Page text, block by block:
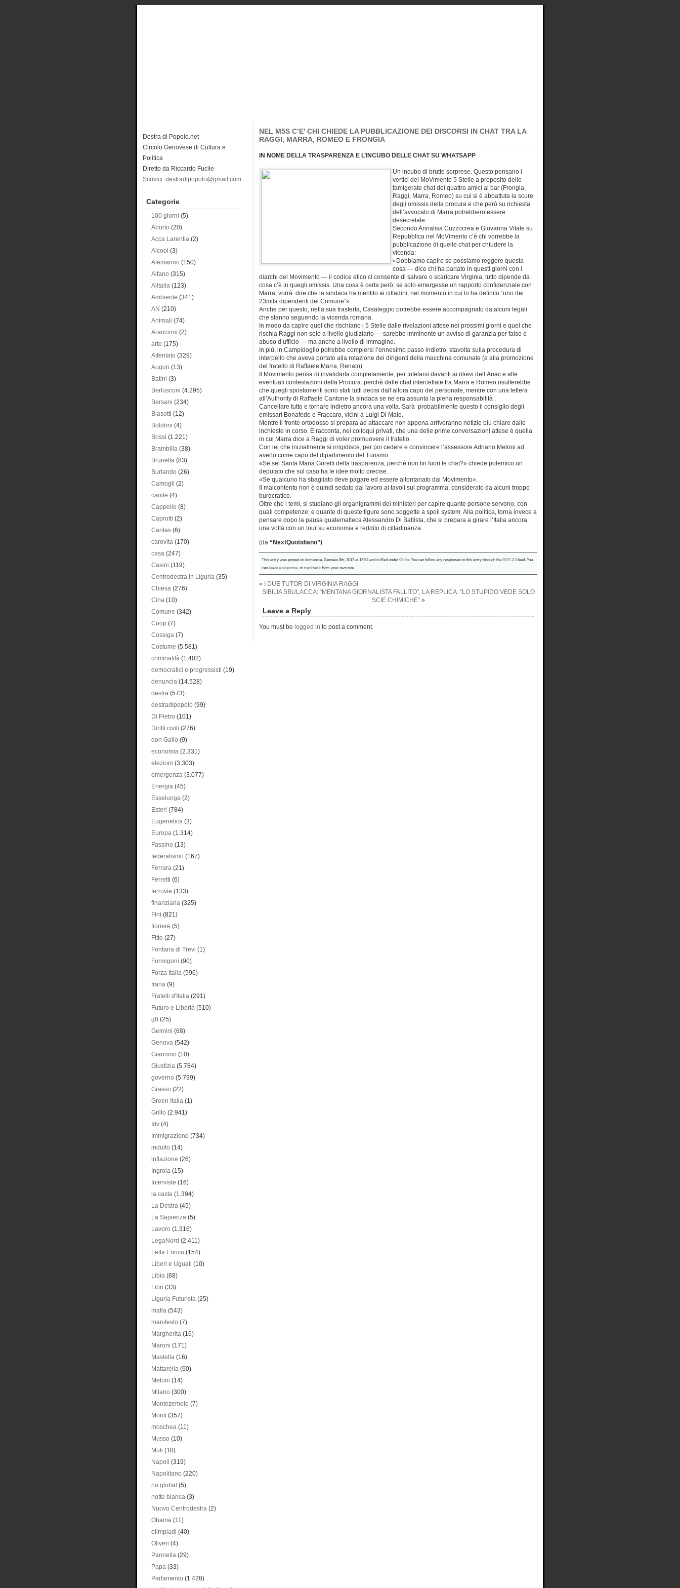
NEL M5S C’E’ CHI CHIEDE LA PUBBLICAZIONE DEI DISCORSI IN CHAT TRA LA
RAGGI, MARRA, ROMEO E FRONGIA
IN NOME DELLA TRASPARENZA E L’INCUBO DELLE CHAT SU WHATSAPP
Un incubo di brutte sorprese. Questo pensano i
vertici del MoVimento 5 Stelle a proposito delle
famigerate chat dei quattro amici al bar (Frongia,
Raggi, Marra, Romeo) su cui si è abbattuta la scure
degli omissis della procura e che però su richiesta
dell’avvocato di Marra potrebbero essere
desecretate.
Secondo Annalisa Cuzzocrea e Giovanna Vitale su
Repubblica nel MoVimento c’è chi vorrebbe la
pubblicazione di quelle chat per chiudere la
vicenda:
«Dobbiamo capire se possiamo reggere questa
cosa — dice chi ha parlato in questi giorni con i
diarchi del Movimento — il codice etico ci consente di salvare o scaricare Virginia, tutto dipende da
cosa c’è in quegli omissis. Una cosa è certa però: se solo emergesse un rapporto confidenziale con
Marra, vorrà dire che la sindaca ha mentito ai cittadini, nel momento in cui lo ha definito “uno dei
23mila dipendenti del Comune”».
Anche per questo, nella sua trasferta, Casaleggio potrebbe essere accompagnato da alcuni legali
che stanno seguendo la vicenda romana.
In modo da capire quel che rischiano i 5 Stelle dalle rivelazioni attese nei prossimi giorni e quel che
rischia Raggi non solo a livello giudiziario — sarebbe imminente un avviso di garanzia per falso e
abuso d’ufficio — ma anche a livello di immagine.
In più, in Campidoglio potrebbe compiersi l’ennesimo passo indietro, stavolta sulla procedura di
interpello che aveva portato alla rotazione dei dirigenti della macchina comunale (e alla promozione
del fratello di Raffaele Marra, Renato):
Il Movimento pensa di invalidarla completamente, per tutelarsi davanti ai rilievi dell’Anac e alle
eventuali contestazioni della Procura: perchè dalle chat intercettate tra Marra e Romeo risulterebbe
che quegli spostamenti sono stati tutti decisi dall’allora capo del personale, mentre con una lettera
all’Authority di Raffaele Cantone la sindaca se ne era assunta la piena responsabilità .
Cancellare tutto e tornare indietro ancora una volta. Sarà probabilmente questo il consiglio degli
emissari Bonafede e Fraccaro, vicini a Luigi Di Maio.
Mentre il fronte ortodosso si prepara ad attaccare non appena arriveranno notizie più chiare dalle
inchieste in corso. E racconta, nei colloqui privati, che una delle prime conversazioni attese è quella
in cui Marra dice a Raggi di voler promuovere il fratello.
Con lei che inizialmente si irrigidisce, per poi cedere e convincere l’assessore Adriano Meloni ad
averlo come capo del dipartimento del Turismo.
«Se sei Santa Maria Goretti della trasparenza, perchè non tiri fuori le chat?» chiede polemico un
deputato che sul caso ha le idee molto precise.
«Se qualcuno ha sbagliato deve pagare ed essere allontanato dal Movimento».
Il malcontento non è quindi sedato dal lavoro ai tavoli sul programma, considerato da alcuni troppo
burocratico.
Oltre che i temi, si studiano gli organigrammi dei ministeri per capire quante persone servono, con
quali competenze, e quante di queste figure sono soggette a spoil system. Alla politica, torna invece a
pensare dopo la pausa guatemalteca Alessandro Di Battista, che si prepara a girare l’Italia ancora
una volta con un tour su economia e reddito di cittadinanza.
(da “NextQuotidiano”)
This entry was posted on domenica, Gennaio 8th, 2017 at 17:52 and is filed under Grillo . You can follow any responses to this entry through the RSS 2.0 feed. You
can leave a response , or trackback from your own site.
«
I DUE TUTOR DI VIRGINIA RAGGI
SIBILIA SBULACCA: “MENTANA GIORNALISTA FALLITO”, LA REPLICA. “LO STUPIDO VEDE SOLO
SCIE CHIMICHE”»
Leave a Reply
You must be logged in to post a comment.
Destra di Popolo.net
Circolo Genovese di Cultura e
Politica
Diretto da Riccardo Fucile
Scrivici: destradipopolo@gmail.com
Categorie
100 giorni (5)
Aborto (20)
Acca Larentia (2)
Alcool (3)
Alemanno (150)
Alfano (315)
Alitalia (123)
Ambiente (341)
AN (210)
Animali (74)
Arancioni (2)
arte (175)
Attentato (329)
Auguri (13)
Batini (3)
Berlusconi (4.295)
Bersani (234)
Biasotti (12)
Boldrini (4)
Bossi (1.221)
Brambilla (38)
Brunetta (83)
Burlando (26)
Camogli (2)
canile (4)
Cappello (8)
Caprotti (2)
Caritas (6)
carovita (170)
casa (247)
Casini (119)
Centrodestra in Liguria (35)
Chiesa (276)
Cina (10)
Comune (342)
Coop (7)
Cossiga (7)
Costume (5.581)
criminalità (1.402)
democratici e progressisti (19)
denuncia (14.528)
destra (573)
destradipopolo (99)
Di Pietro (101)
Diritti civili (276)
don Gallo (9)
economia (2.331)
elezioni (3.303)
emergenza (3.077)
Energia (45)
Esselunga (2)
Esteri (784)
Eugenetica (3)
Europa (1.314)
Fassino (13)
federalismo (167)
Ferrara (21)
Ferretti (6)
ferrovie (133)
finanziaria (325)
Fini (821)
fioriere (5)
Fitto (27)
Fontana di Trevi (1)
Formigoni (90)
Forza Italia (596)
frana (9)
Fratelli d'Italia (291)
Futuro e Libertà (510)
g8 (25)
Gelmini (68)
Genova (542)
Giannino (10)
Giustizia (5.784)
governo (5.799)
Grasso (22)
Green Italia (1)
Grillo (2.941)
Idv (4)
Immigrazione (734)
indulto (14)
inflazione (26)
Ingroia (15)
Interviste (16)
la casta (1.394)
La Destra (45)
La Sapienza (5)
Lavoro (1.316)
LegaNord (2.411)
Letta Enrico (154)
Liberi e Uguali (10)
Libia (68)
Libri (33)
Liguria Futurista (25)
mafia (543)
manifesto (7)
Margherita (16)
Maroni (171)
Mastella (16)
Mattarella (60)
Meloni (14)
Milano (300)
Montezemolo (7)
Monti (357)
moschea (11)
Musso (10)
Muti (10)
Napoli (319)
Napolitano (220)
no global (5)
notte bianca (3)
Nuovo Centrodestra (2)
Obama (11)
olimpiadi (40)
Oliveri (4)
Pannella (29)
Papa (33)
Parlamento (1.428)